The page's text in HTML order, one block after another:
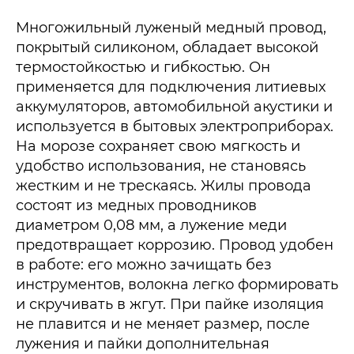
Многожильный луженый медный провод,
покрытый силиконом, обладает высокой
термостойкостью и гибкостью. Он
применяется для подключения литиевых
аккумуляторов, автомобильной акустики и
используется в бытовых электроприборах.
На морозе сохраняет свою мягкость и
удобство использования, не становясь
жестким и не трескаясь. Жилы провода
состоят из медных проводников
диаметром 0,08 мм, а лужение меди
предотвращает коррозию. Провод удобен
в работе: его можно зачищать без
инструментов, волокна легко формировать
и скручивать в жгут. При пайке изоляция
не плавится и не меняет размер, после
лужения и пайки дополнительная